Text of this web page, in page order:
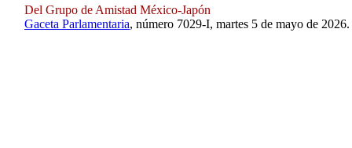
Del Grupo de Amistad México-Japón
Gaceta Parlamentaria, número 7029-I, martes 5 de mayo de 2026.